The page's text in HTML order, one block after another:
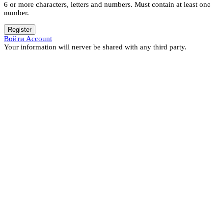
6 or more characters, letters and numbers. Must contain at least one
number.
Register
Войти Account
Your information will nerver be shared with any third party.